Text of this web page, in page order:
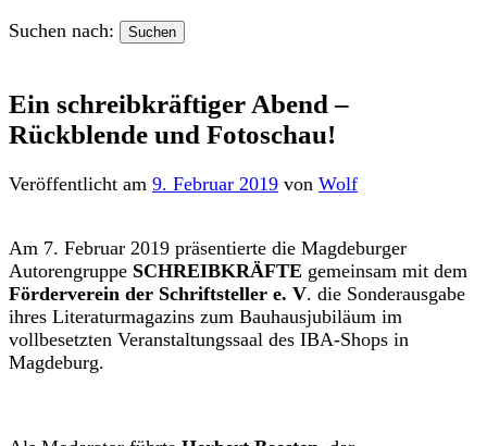
Suchen nach:
Ein schreibkräftiger Abend –
Rückblende und Fotoschau!
Veröffentlicht am 9. Februar 2019 von Wolf
Am 7. Februar 2019 präsentierte die Magdeburger
Autorengruppe SCHREIBKRÄFTE gemeinsam mit dem
Förderverein der Schriftsteller e. V. die Sonderausgabe
ihres Literaturmagazins zum Bauhausjubiläum im
vollbesetzten Veranstaltungssaal des IBA-Shops in
Magdeburg.